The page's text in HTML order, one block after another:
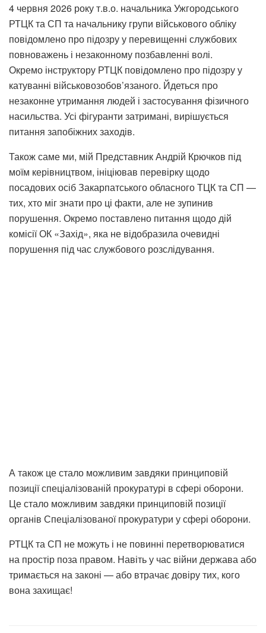
4 червня 2026 року т.в.о. начальника Ужгородського
РТЦК та СП та начальнику групи військового обліку
повідомлено про підозру у перевищенні службових
повноважень і незаконному позбавленні волі.
Окремо інструктору РТЦК повідомлено про підозру у
катуванні військовозобов’язаного. Йдеться про
незаконне утримання людей і застосування фізичного
насильства. Усі фігуранти затримані, вирішується
питання запобіжних заходів.
Також саме ми, мій Представник Андрій Крючков під
моїм керівництвом, ініціював перевірку щодо
посадових осіб Закарпатського обласного ТЦК та СП —
тих, хто міг знати про ці факти, але не зупинив
порушення. Окремо поставлено питання щодо дій
комісії ОК «Захід», яка не відобразила очевидні
порушення під час службового розслідування.
А також це стало можливим завдяки принциповій
позиції спеціалізованій прокуратурі в сфері оборони.
Це стало можливим завдяки принциповій позиції
органів Спеціалізованої прокуратури у сфері оборони.
РТЦК та СП не можуть і не повинні перетворюватися
на простір поза правом. Навіть у час війни держава або
тримається на законі — або втрачає довіру тих, кого
вона захищає!